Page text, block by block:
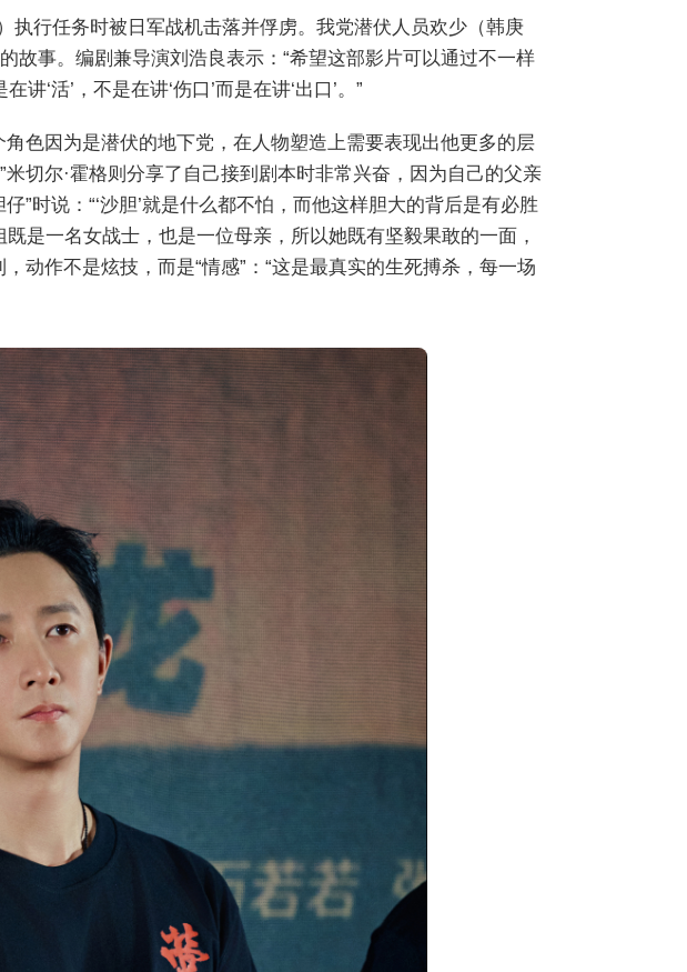
执行任务时被日军战机击落并俘虏。我党潜伏人员欢少（韩庚
故事。编剧兼导演刘浩良表示：“希望这部影片可以通过不一样
‘活’，不是在讲‘伤口’而是在讲‘出口’。”
色因为是潜伏的地下党，在人物塑造上需要表现出他更多的层
切尔·霍格则分享了自己接到剧本时非常兴奋，因为自己的父亲
”时说：“‘沙胆’就是什么都不怕，而他这样胆大的背后是有必胜
是一名女战士，也是一位母亲，所以她既有坚毅果敢的一面，
动作不是炫技，而是“情感”：“这是最真实的生死搏杀，每一场